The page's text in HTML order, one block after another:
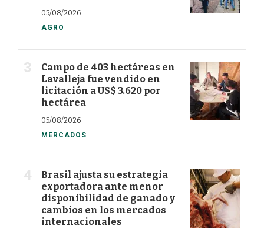
05/08/2026
AGRO
Campo de 403 hectáreas en
Lavalleja fue vendido en
licitación a US$ 3.620 por
hectárea
05/08/2026
MERCADOS
Brasil ajusta su estrategia
exportadora ante menor
disponibilidad de ganado y
cambios en los mercados
internacionales